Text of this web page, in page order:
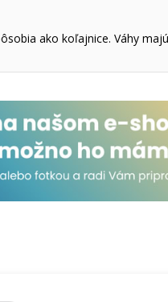
ako koľajnice. Váhy